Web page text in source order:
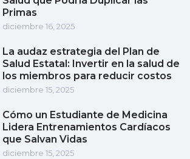
Primas
diciembre 16, 2025
La audaz estrategia del Plan de
Salud Estatal: Invertir en la salud de
los miembros para reducir costos
diciembre 15, 2025
Cómo un Estudiante de Medicina
Lidera Entrenamientos Cardíacos
que Salvan Vidas
diciembre 15, 2025